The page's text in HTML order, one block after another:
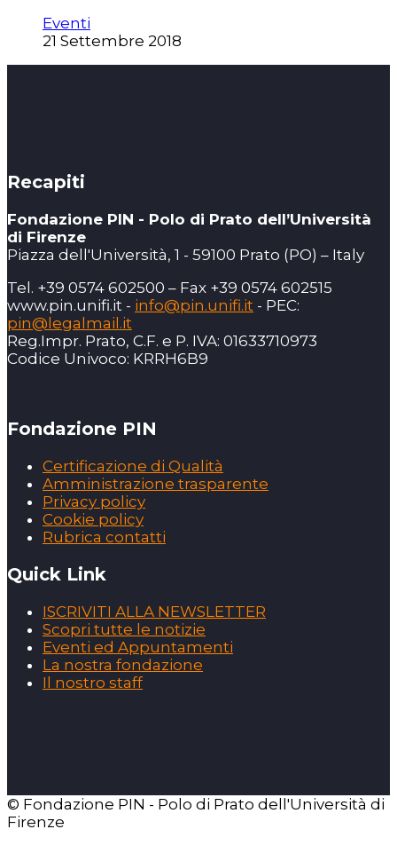
Eventi
21 Settembre 2018
Recapiti
Fondazione PIN - Polo di Prato dell’Università
di Firenze
Piazza dell'Università, 1 - 59100 Prato (PO) – Italy
Tel. +39 0574 602500 – Fax +39 0574 602515
www.pin.unifi.it - info@pin.unifi.it - PEC:
pin@legalmail.it
Reg.Impr. Prato, C.F. e P. IVA: 01633710973
Codice Univoco: KRRH6B9
Fondazione PIN
Certificazione di Qualità
Amministrazione trasparente
Privacy policy
Cookie policy
Rubrica contatti
Quick Link
ISCRIVITI ALLA NEWSLETTER
Scopri tutte le notizie
Eventi ed Appuntamenti
La nostra fondazione
Il nostro staff
© Fondazione PIN - Polo di Prato dell'Università di
Firenze